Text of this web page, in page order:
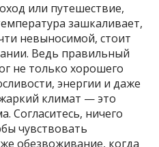
или путешествие,
зашкаливает,
невыносимой, стоит
Ведь правильный
не только хорошего
энергии и даже
климат — это
Согласитесь, ничего
чувствовать
обезвоживание, когда